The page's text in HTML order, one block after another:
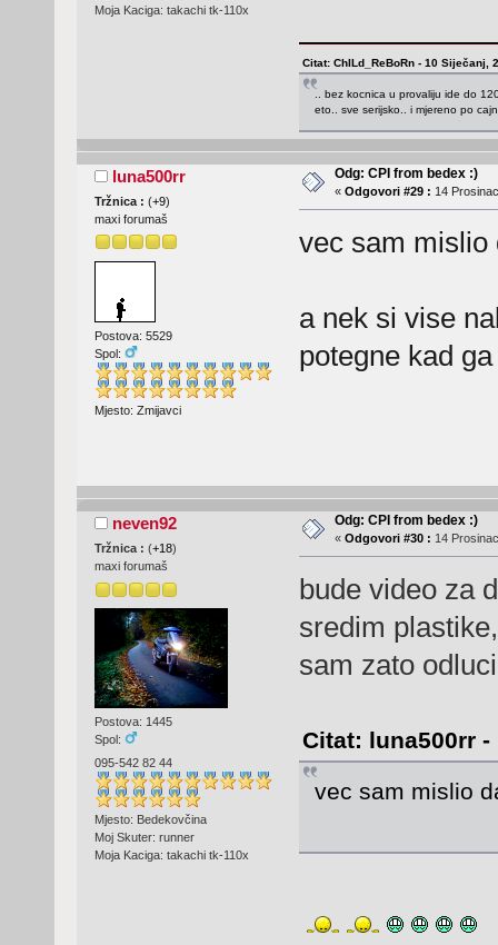
Moja Kaciga: takachi tk-110x
Citat: ChILd_ReBoRn - 10 Siječanj,
.. bez kocnica u provaliju ide do
eto.. sve serijsko.. i mjereno po
luna500rr
Tržnica : (+9)
maxi forumaš
Postova: 5529
Spol:
Mjesto: Zmijavci
Odg: CPI from bedex :)
« Odgovori #29 : 14
vec sam
a nek si vise
potegne kad
neven92
Tržnica : (+18)
maxi forumaš
Postova: 1445
Spol:
095-542 82 44
Mjesto: Bedekovčina
Moj Skuter: runner
Moja Kaciga: takachi tk-110x
Odg: CPI from bedex :)
« Odgovori #30 : 14
bude video za
sredim
sam zato
Citat: luna500rr -
vec sam mislio